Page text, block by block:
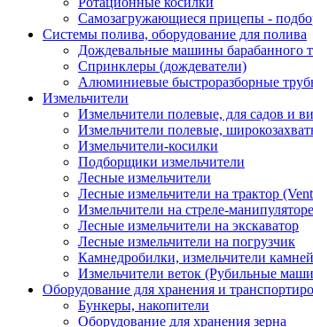
Самозагружающиеся прицепы -
Системы полива, оборудование для полива
Дождевальные машины барабанного
Спринклеры (дождеватели)
Алюминиевые быстроразборные
Измельчители
Измельчители полевые, для садов и
Измельчители полевые,
Измельчители-косилки
Подборщики измельчители
Лесные измельчители
Лесные измельчители на трактор
Измельчители на стреле-манипуляторе
Лесные измельчители на экскаватор
Лесные измельчители на погрузчик
Камнедробилки, измельчители
Измельчители веток (Рубильные
Оборудование для хранения и
Бункеры, накопители
Оборудование для хранения зерна